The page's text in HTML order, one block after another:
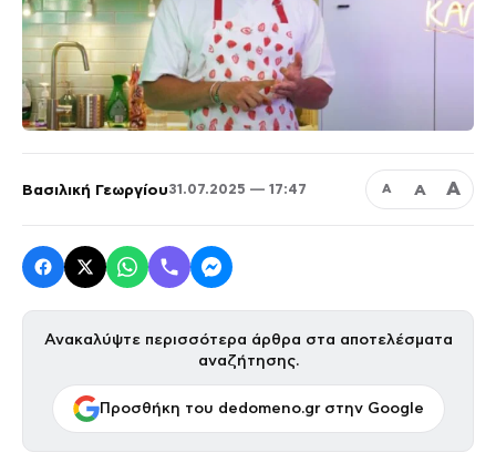
Βασιλική Γεωργίου31.07.2025 — 17:47 Α Α Α
Ανακαλύψτε περισσότερα άρθρα στα αποτελέσματα
αναζήτησης.
Προσθήκη του dedomeno.gr στην Google